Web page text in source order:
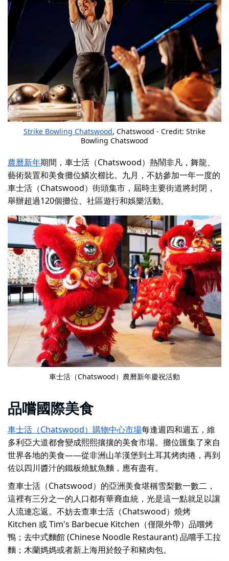
Strike Bowling Chatswood, Chatswood - Credit: Strike
Bowling Chatswood
農曆新年期間，車士活（Chatswood）熱鬧非凡，舞龍、
藝術裝置和美食攤位鱗次櫛比。九月，不妨參加一年一度的
車士活（Chatswood）街頭集市，屆時主要街道將封閉，
舉辦超過120個攤位、社區遊行和娛樂活動。
車士活（Chatswood） 農曆新年慶祝活動
品嚐國際美食
車士活（Chatswood）購物中心市場每逢週四和週五，維
多利亞大道都會變成熙熙攘攘的美食市場。攤位匯集了來自
世界各地的美食——從非洲山羊漢堡到土耳其烤肉捲，再到
佐以四川醬汁的鐵板燒魷魚麵，應有盡有。
查車士活（Chatswood）的亞洲美食堪稱雪梨數一數二，
這裡有三分之一的人口都有華裔血統，光是這一點就足以讓
人流連忘返。不妨去查車士活（Chatswood）燒烤
Kitchen 或 Tim's Barbecue Kitchen（僅限外帶）品嚐烤
鴨；去中式麵館 (Chinese Noodle Restaurant) 品嚐手工拉
麵； 木蘭媽媽或者新上海用於餃子和豬肉包。